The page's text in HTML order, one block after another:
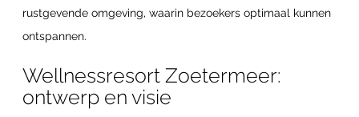
rustgevende omgeving, waarin bezoekers optimaal kunnen
ontspannen.
Wellnessresort Zoetermeer:
ontwerp en visie